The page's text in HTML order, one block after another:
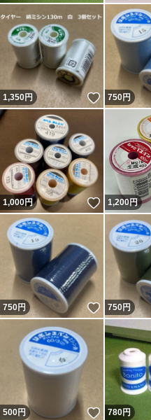
1,350円 いいね！
750円
1,000円 いいね！
1,200円
750円 いいね！
750円
500円 いいね！
780円